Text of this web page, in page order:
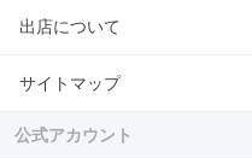
出店について
サイトマップ
公式アカウント